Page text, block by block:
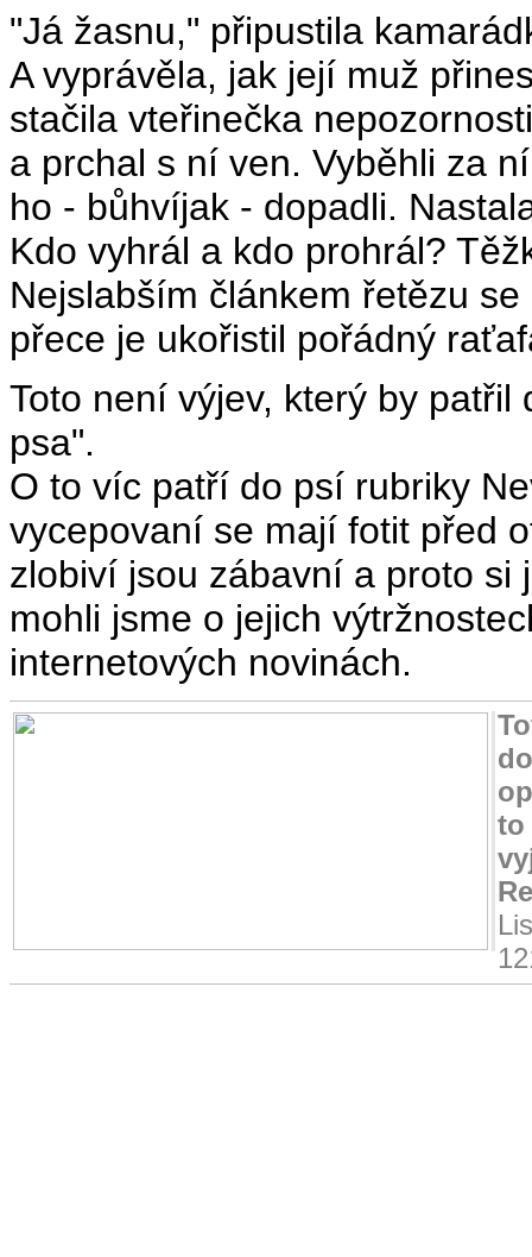
"Já žasnu," připustila
A vyprávěla, jak její muž
stačila vteřinečka
a prchal s ní ven. Vyběhli za
ho - bůhvíjak - dopadli.
Kdo vyhrál a kdo prohrál?
Nejslabším článkem řetězu
přece je ukořistil pořádný
Toto není výjev, který by
psa".
O to víc patří do psí rubriky
vycepovaní se mají fotit před
zlobiví jsou zábavní a proto si
mohli jsme o jejich
internetových novinách.
to